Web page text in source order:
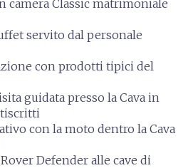
camera Classic matrimoniale
servito dal personale
con prodotti tipici del
guidata presso la Cava in
con la moto dentro la Cava
Defender alle cave di